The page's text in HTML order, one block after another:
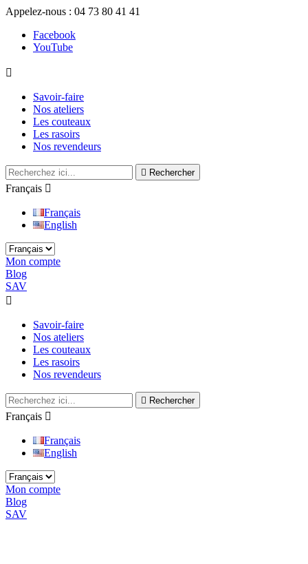
Appelez-nous : 04 73 80 41 41
Facebook
YouTube

Savoir-faire
Nos ateliers
Les couteaux
Les rasoirs
Nos revendeurs
 Rechercher
Français 
Français
English
Mon compte
Blog
SAV

Savoir-faire
Nos ateliers
Les couteaux
Les rasoirs
Nos revendeurs
 Rechercher
Français 
Français
English
Mon compte
Blog
SAV